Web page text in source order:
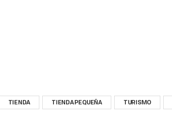
TIENDA TIENDA PEQUEÑA TURISMO